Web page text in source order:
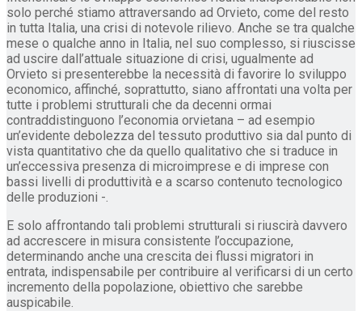
solo perché stiamo attraversando ad Orvieto, come del resto
in tutta Italia, una crisi di notevole rilievo. Anche se tra qualche
mese o qualche anno in Italia, nel suo complesso, si riuscisse
ad uscire dall’attuale situazione di crisi, ugualmente ad
Orvieto si presenterebbe la necessità di favorire lo sviluppo
economico, affinché, soprattutto, siano affrontati una volta per
tutte i problemi strutturali che da decenni ormai
contraddistinguono l’economia orvietana – ad esempio
un’evidente debolezza del tessuto produttivo sia dal punto di
vista quantitativo che da quello qualitativo che si traduce in
un’eccessiva presenza di microimprese e di imprese con
bassi livelli di produttività e a scarso contenuto tecnologico
delle produzioni -.
E solo affrontando tali problemi strutturali si riuscirà davvero
ad accrescere in misura consistente l’occupazione,
determinando anche una crescita dei flussi migratori in
entrata, indispensabile per contribuire al verificarsi di un certo
incremento della popolazione, obiettivo che sarebbe
auspicabile.